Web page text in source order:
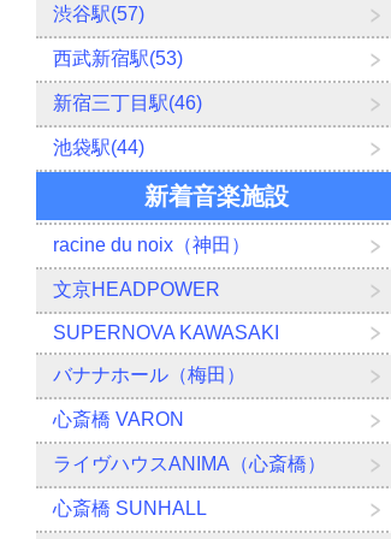
渋谷駅(57)
西武新宿駅(53)
新宿三丁目駅(46)
池袋駅(44)
新着音楽施設
racine du noix（神田）
文京HEADPOWER
SUPERNOVA KAWASAKI
バナナホール（梅田）
心斎橋 VARON
ライヴハウスANIMA（心斎橋）
心斎橋 SUNHALL